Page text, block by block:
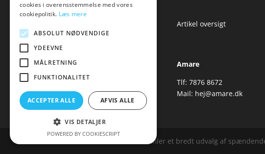
Pris, kvalitet & sexlegetøj
– hvordan hænger det
sammen?
Artikel oversigt
Amare
Tlf: 7876 8672
Mail: hej@amare.dk
Amare.dk er siden, der samler et bredt udvalg af
cookies i overensstemmelse med vores
cookiepolitik. Læs mere
ABSOLUT NØDVENDIGE
YDEEVNE
MÅLRETNING
FUNKTIONALITET
ACCEPTER ALLE AFVIS ALLE
VIS DETALJER
POWERED BY COOKIESCRIPT